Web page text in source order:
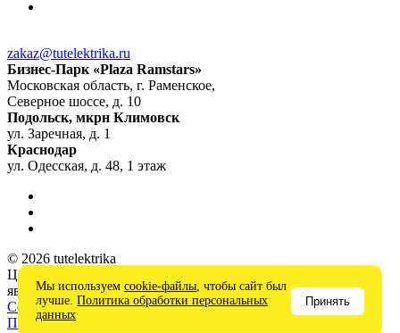
zakaz@tutelektrika.ru
Бизнес-Парк «Plaza Ramstars»
Московская область, г. Раменское,
Северное шоссе, д. 10
Подольск, мкрн Климовск
ул. Заречная, д. 1
Краснодар
ул. Одесская, д. 48, 1 этаж
© 2026 tutelektrika
Цены на сайте носят информационный характер и не
являются публичной офертой
Соглашение на обработку персональных данных
Политика в отношении обработки персональных данных
Мы используем cookie-файлы, чтобы сайт был
лучше. Политика обработки персональных
данных
Принять